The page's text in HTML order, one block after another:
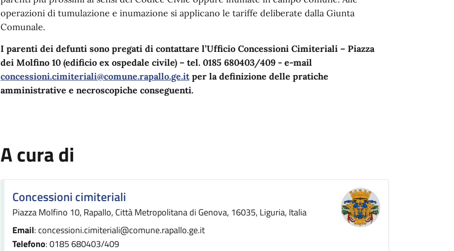
operazioni di tumulazione e inumazione si applicano le tariffe deliberate dalla Giunta
Comunale.
I parenti dei defunti sono pregati di contattare l’Ufficio Concessioni Cimiteriali – Piazza
dei Molfino 10 (edificio ex ospedale civile) – tel. 0185 680403/409 - e-mail
concessioni.cimiteriali@comune.rapallo.ge.it per la definizione delle pratiche
amministrative e necroscopiche conseguenti.
A cura di
Concessioni cimiteriali
Piazza Molfino 10, Rapallo, Città Metropolitana di Genova, 16035, Liguria, Italia
Email: concessioni.cimiteriali@comune.rapallo.ge.it
Telefono: 0185 680403/409